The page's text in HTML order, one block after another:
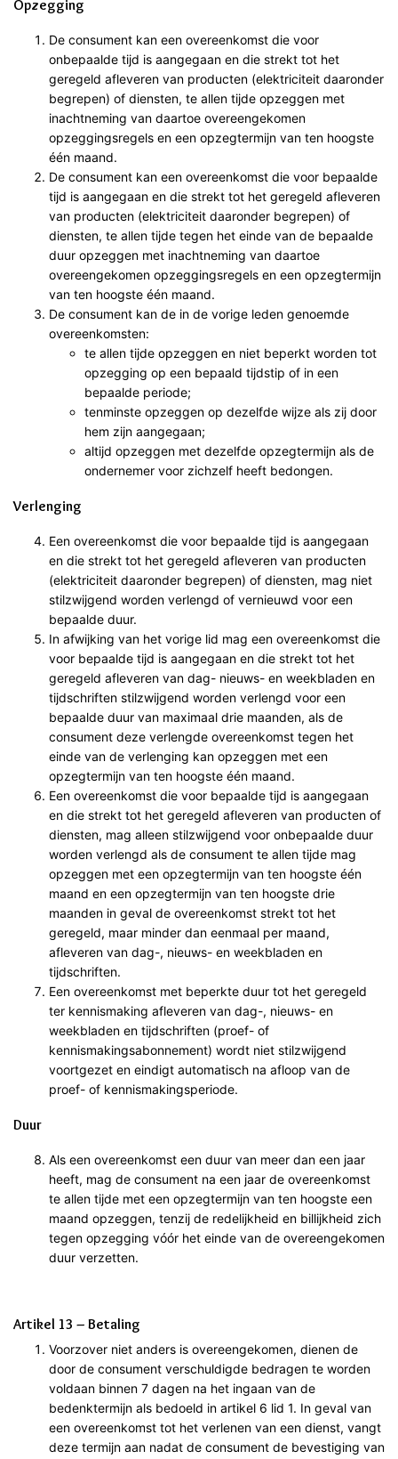
Opzegging
De consument kan een overeenkomst die voor
onbepaalde tijd is aangegaan en die strekt tot het
geregeld afleveren van producten (elektriciteit daaronder
begrepen) of diensten, te allen tijde opzeggen met
inachtneming van daartoe overeengekomen
opzeggingsregels en een opzegtermijn van ten hoogste
één maand.
De consument kan een overeenkomst die voor bepaalde
tijd is aangegaan en die strekt tot het geregeld afleveren
van producten (elektriciteit daaronder begrepen) of
diensten, te allen tijde tegen het einde van de bepaalde
duur opzeggen met inachtneming van daartoe
overeengekomen opzeggingsregels en een opzegtermijn
van ten hoogste één maand.
De consument kan de in de vorige leden genoemde
overeenkomsten:
te allen tijde opzeggen en niet beperkt worden tot
opzegging op een bepaald tijdstip of in een
bepaalde periode;
tenminste opzeggen op dezelfde wijze als zij door
hem zijn aangegaan;
altijd opzeggen met dezelfde opzegtermijn als de
ondernemer voor zichzelf heeft bedongen.
Verlenging
Een overeenkomst die voor bepaalde tijd is aangegaan
en die strekt tot het geregeld afleveren van producten
(elektriciteit daaronder begrepen) of diensten, mag niet
stilzwijgend worden verlengd of vernieuwd voor een
bepaalde duur.
In afwijking van het vorige lid mag een overeenkomst die
voor bepaalde tijd is aangegaan en die strekt tot het
geregeld afleveren van dag- nieuws- en weekbladen en
tijdschriften stilzwijgend worden verlengd voor een
bepaalde duur van maximaal drie maanden, als de
consument deze verlengde overeenkomst tegen het
einde van de verlenging kan opzeggen met een
opzegtermijn van ten hoogste één maand.
Een overeenkomst die voor bepaalde tijd is aangegaan
en die strekt tot het geregeld afleveren van producten of
diensten, mag alleen stilzwijgend voor onbepaalde duur
worden verlengd als de consument te allen tijde mag
opzeggen met een opzegtermijn van ten hoogste één
maand en een opzegtermijn van ten hoogste drie
maanden in geval de overeenkomst strekt tot het
geregeld, maar minder dan eenmaal per maand,
afleveren van dag-, nieuws- en weekbladen en
tijdschriften.
Een overeenkomst met beperkte duur tot het geregeld
ter kennismaking afleveren van dag-, nieuws- en
weekbladen en tijdschriften (proef- of
kennismakingsabonnement) wordt niet stilzwijgend
voortgezet en eindigt automatisch na afloop van de
proef- of kennismakingsperiode.
Duur
Als een overeenkomst een duur van meer dan een jaar
heeft, mag de consument na een jaar de overeenkomst
te allen tijde met een opzegtermijn van ten hoogste een
maand opzeggen, tenzij de redelijkheid en billijkheid zich
tegen opzegging vóór het einde van de overeengekomen
duur verzetten.
Artikel 13 – Betaling
Voorzover niet anders is overeengekomen, dienen de
door de consument verschuldigde bedragen te worden
voldaan binnen 7 dagen na het ingaan van de
bedenktermijn als bedoeld in artikel 6 lid 1. In geval van
een overeenkomst tot het verlenen van een dienst, vangt
deze termijn aan nadat de consument de bevestiging van